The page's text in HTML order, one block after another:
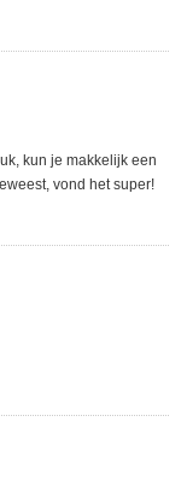
kun je makkelijk een
vond het super!